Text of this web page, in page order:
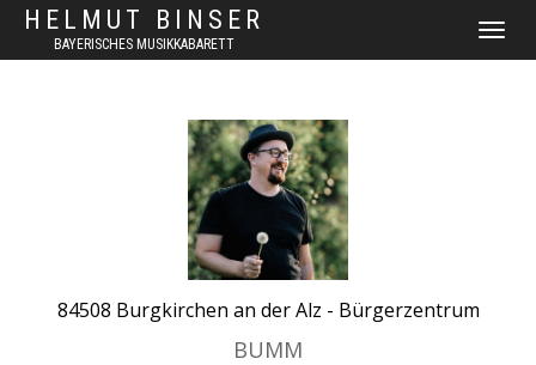
HELMUT BINSER
BAYERISCHES MUSIKKABARETT
84508 Burgkirchen an der Alz - Bürgerzentrum
BUMM